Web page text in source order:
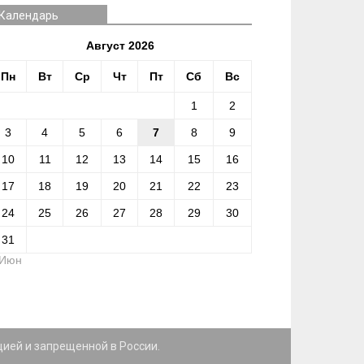
Календарь
Август 2026
Пн Вт Ср Чт Пт Сб Вс
1 2
3 4 5 6 7 8 9
10 11 12 13 14 15 16
17 18 19 20 21 22 23
24 25 26 27 28 29 30
31
и запрещенной в России.